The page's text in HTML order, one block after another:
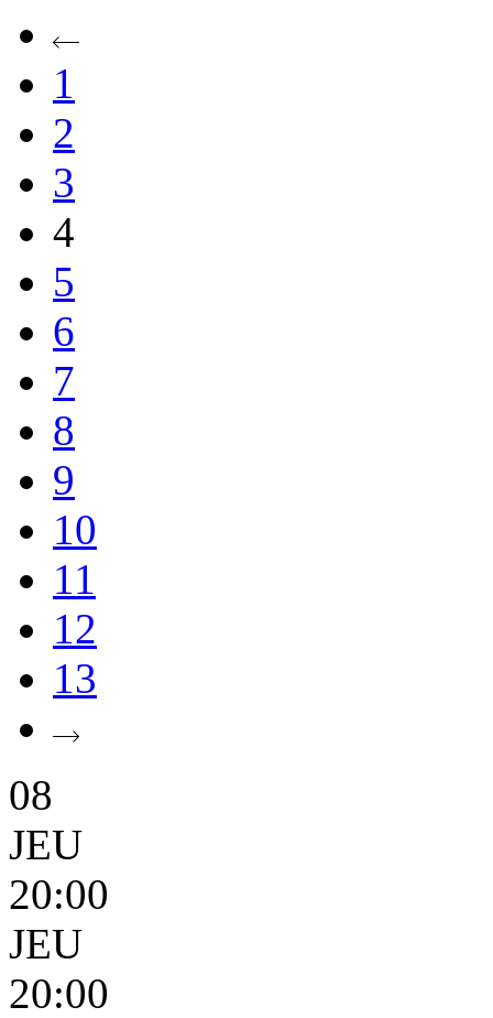
1
2
3
4
5
6
7
8
9
10
11
12
13
08
JEU
20:00
JEU
20:00